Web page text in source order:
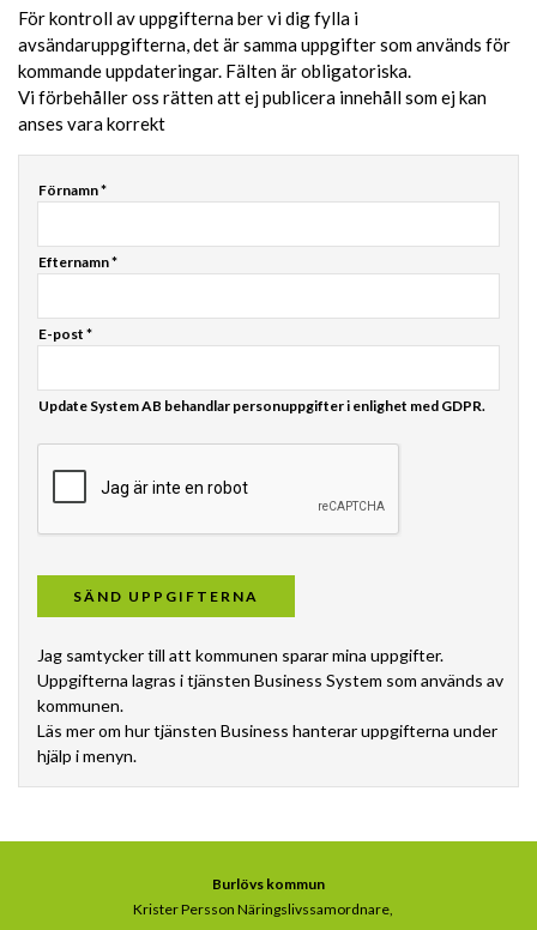
För kontroll av uppgifterna ber vi dig fylla i
avsändaruppgifterna, det är samma uppgifter som används för
kommande uppdateringar. Fälten är obligatoriska.
Vi förbehåller oss rätten att ej publicera innehåll som ej kan
anses vara korrekt
Förnamn *
Efternamn *
E-post *
Update System AB behandlar personuppgifter i enlighet med GDPR.
Jag samtycker till att kommunen sparar mina uppgifter.
Uppgifterna lagras i tjänsten Business System som används av
kommunen.
Läs mer om hur tjänsten Business hanterar uppgifterna under
hjälp i menyn.
Burlövs kommun
Krister Persson Näringslivssamordnare,